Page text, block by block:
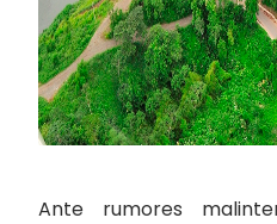
Ante rumores